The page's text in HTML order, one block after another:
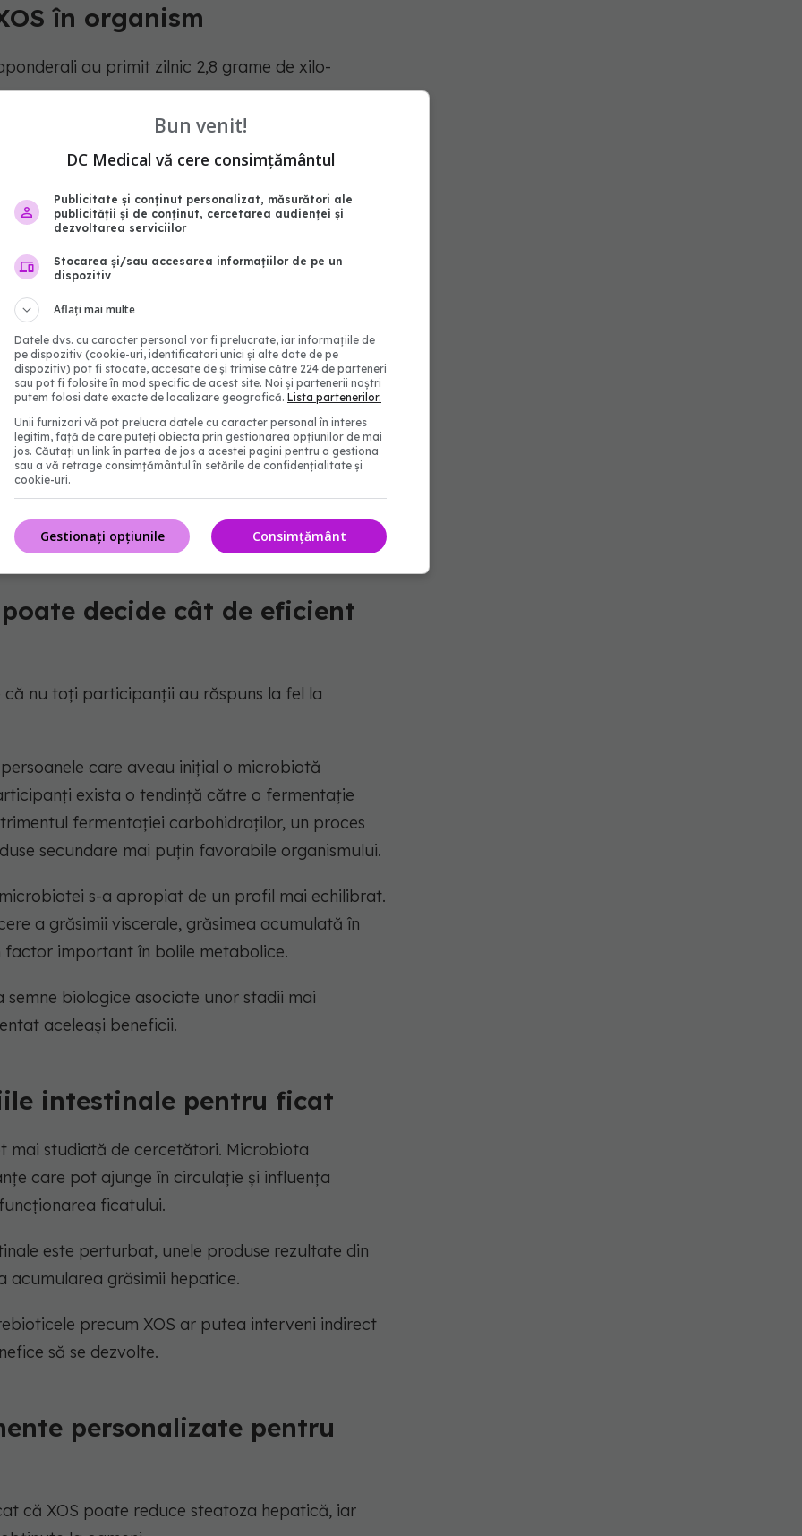
în organism
au primit zilnic 2,8 grame de xilo-
Spre deosebire de nutrienții obișnuiți, aceste
umane. Ele ajung în colon, unde devin
din intestin.
din ficat înainte și după perioada de
prin rezonanță magnetică (RMN).
XOS a redus nivelurile unor metaboliți produși
Acești compuși au fost asociați anterior cu
mai mare de dezechilibre metabolice.
când este aplicat grupului potrivit de
fermentației intestinale, reduce producția de
ficatului”, a explicat Jukka Hintikka, primul
la Universitatea din Finlanda de Est.
decide cât de eficient
nu toți participanții au răspuns la fel la
care aveau inițial o microbiotă
exista o tendință către o fermentație
fermentației carbohidraților, un proces
secundare mai puțin favorabile organismului.
s-a apropiat de un profil mai echilibrat.
a grăsimii viscerale, grăsimea acumulată în
important în bolile metabolice.
biologice asociate unor stadii mai
aceleași beneficii.
intestinale pentru ficat
mai studiată de cercetători. Microbiota
care pot ajunge în circulație și influența
ficatului.
este perturbat, unele produse rezultate din
grăsimii hepatice.
precum XOS ar putea interveni indirect
să se dezvolte.
personalizate pentru
că XOS poate reduce steatoza hepatică, iar
Bun venit!
DC Medical vă cere consimțământul
Publicitate și conținut personalizat, măsurători ale
publicității și de conținut, cercetarea audienței și
dezvoltarea serviciilor
Stocarea și/sau accesarea informațiilor de pe un
dispozitiv
Aflați mai multe
Datele dvs. cu caracter personal vor fi prelucrate, iar informațiile de
pe dispozitiv (cookie-uri, identificatori unici și alte date de pe
dispozitiv) pot fi stocate, accesate de și trimise către 224 de parteneri
sau pot fi folosite în mod specific de acest site. Noi și partenerii noștri
putem folosi date exacte de localizare geografică. Lista partenerilor.
Unii furnizori vă pot prelucra datele cu caracter personal în interes
legitim, față de care puteți obiecta prin gestionarea opțiunilor de mai
jos. Căutați un link în partea de jos a acestei pagini pentru a gestiona
sau a vă retrage consimțământul în setările de confidențialitate și
cookie-uri.
Consimțământ
Gestionați opțiunile